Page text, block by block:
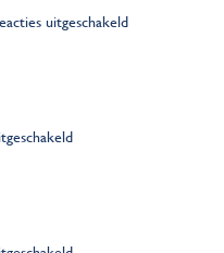
uitgeschakeldvoor
voor